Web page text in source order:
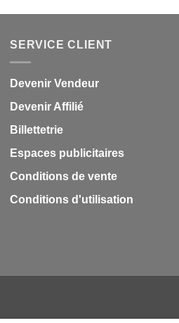
SERVICE CLIENT
Devenir Vendeur
Devenir Affilié
Billettetrie
Espaces publicitaires
Conditions de vente
Conditions d'utilisation